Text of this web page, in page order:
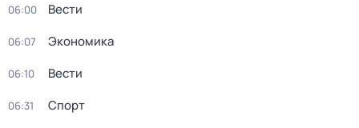
06:00 Вести
06:07 Экономика
06:10 Вести
06:31 Спорт